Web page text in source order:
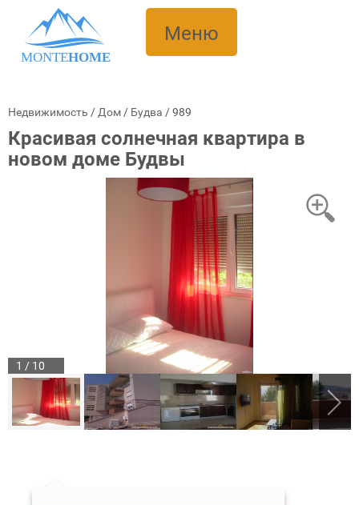
MONTEHOME
Меню
Недвижимость / Дом / Будва /989
Красивая солнечная квартира в
новом доме Будвы
1 / 10